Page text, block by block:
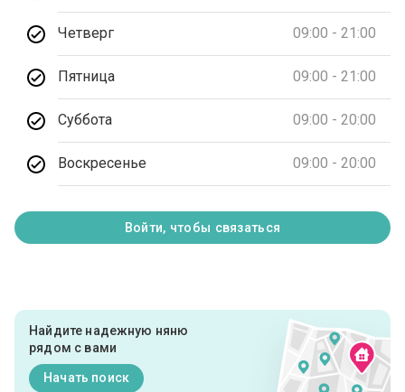
Четверг 09:00 - 21:00
Пятница 09:00 - 21:00
Суббота 09:00 - 20:00
Воскресенье 09:00 - 20:00
Войти, чтобы связаться
Найдите надежную няню
рядом с вами
Начать поиск